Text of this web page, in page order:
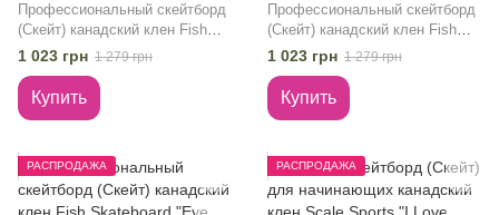
Профессиональный скейтборд
(Скейт) канадский клен Fish
Skateboard "Finger"
1 023 грн 1 279 грн
Купить
Профессиональный скейтборд
(Скейт) канадский клен Fish
Skateboard "Mason"
1 023 грн 1 279 грн
Купить
РАСПРОДАЖА РАСПРОДАЖА